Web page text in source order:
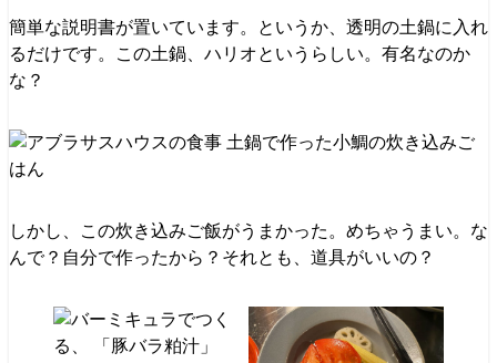
簡単な説明書が置いています。というか、透明の土鍋に入れ
るだけです。この土鍋、ハリオというらしい。有名なのか
な？
しかし、この炊き込みご飯がうまかった。めちゃうまい。な
んで？自分で作ったから？それとも、道具がいいの？